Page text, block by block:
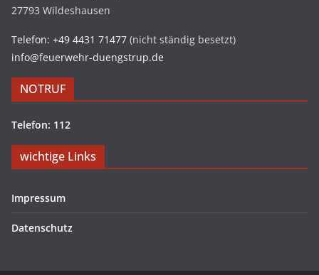
27793 Wildeshausen
Telefon: +49 4431 71477 (nicht ständig besetzt)
info@feuerwehr-duengstrup.de
NOTRUF
Telefon: 112
wichtige Links
Impressum
Datenschutz